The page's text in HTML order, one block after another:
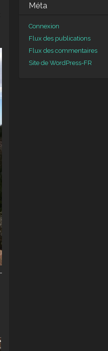
Méta
Connexion
Flux des publications
Flux des commentaires
Site de WordPress-FR